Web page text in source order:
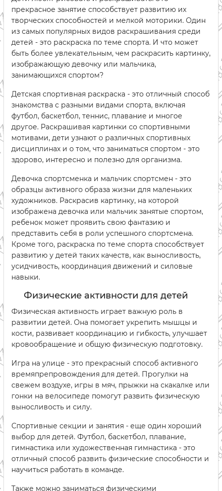
прекрасное занятие способствует развитию их
творческих способностей и мелкой моторики. Один
из самых популярных видов раскрашивания среди
детей - это раскраска по теме спорта. И что может
быть более увлекательным, чем раскрасить картинку,
изображающую девочку или мальчика,
занимающихся спортом?
Детская спортивная раскраска - это отличный способ
знакомства с разными видами спорта, включая
футбол, баскетбол, теннис, плавание и многое
другое. Раскрашивая картинки со спортивными
мотивами, дети узнают о различных спортивных
дисциплинах и о том, что заниматься спортом - это
здорово, интересно и полезно для организма.
Девочка спортсменка и мальчик спортсмен - это
образцы активного образа жизни для маленьких
художников. Раскрасив картинку, на которой
изображена девочка или мальчик занятые спортом,
ребенок может проявить свою фантазию и
представить себя в роли успешного спортсмена.
Кроме того, раскраска по теме спорта способствует
развитию у детей таких качеств, как выносливость,
усидчивость, координация движений и силовые
навыки.
Физические активности для детей
Физическая активность играет важную роль в
развитии детей. Она помогает укрепить мышцы и
кости, развивает координацию и гибкость, улучшает
кровообращение и общую физическую подготовку.
Игра на улице - это прекрасный способ активного
времяпрепровождения для детей. Прогулки на
свежем воздухе, игры в мяч, прыжки на скакалке или
гонки на велосипеде помогут развить физическую
выносливость и силу.
Спортивные секции и занятия - еще один хороший
выбор для детей. Футбол, баскетбол, плавание,
гимнастика или художественная гимнастика - это
отличный способ развить физические способности и
научиться работать в команде.
Также можно заниматься физическими